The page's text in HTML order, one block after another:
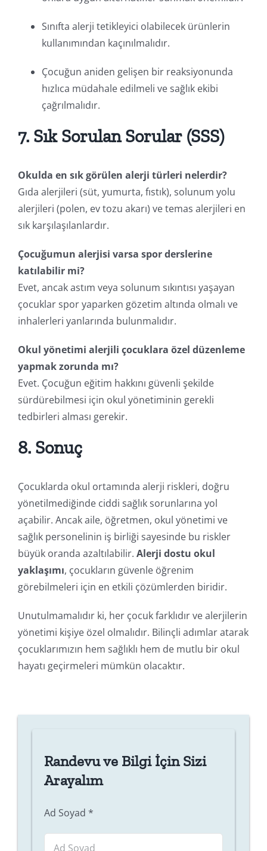
Sınıfta alerji tetikleyici olabilecek ürünlerin
kullanımından kaçınılmalıdır.
Çocuğun aniden gelişen bir reaksiyonunda
hızlıca müdahale edilmeli ve sağlık ekibi
çağrılmalıdır.
7. Sık Sorulan Sorular (SSS)
Okulda en sık görülen alerji türleri nelerdir?
Gıda alerjileri (süt, yumurta, fıstık), solunum yolu
alerjileri (polen, ev tozu akarı) ve temas alerjileri en
sık karşılaşılanlardır.
Çocuğumun alerjisi varsa spor derslerine
katılabilir mi?
Evet, ancak astım veya solunum sıkıntısı yaşayan
çocuklar spor yaparken gözetim altında olmalı ve
inhalerleri yanlarında bulunmalıdır.
Okul yönetimi alerjili çocuklara özel düzenleme
yapmak zorunda mı?
Evet. Çocuğun eğitim hakkını güvenli şekilde
sürdürebilmesi için okul yönetiminin gerekli
tedbirleri alması gerekir.
8. Sonuç
Çocuklarda okul ortamında alerji riskleri, doğru
yönetilmediğinde ciddi sağlık sorunlarına yol
açabilir. Ancak aile, öğretmen, okul yönetimi ve
sağlık personelinin iş birliği sayesinde bu riskler
büyük oranda azaltılabilir. Alerji dostu okul
yaklaşımı, çocukların güvenle öğrenim
görebilmeleri için en etkili çözümlerden biridir.
Unutulmamalıdır ki, her çocuk farklıdır ve alerjilerin
yönetimi kişiye özel olmalıdır. Bilinçli adımlar atarak
çocuklarımızın hem sağlıklı hem de mutlu bir okul
hayatı geçirmeleri mümkün olacaktır.
Randevu ve Bilgi İçin Sizi
Arayalım
Ad Soyad *